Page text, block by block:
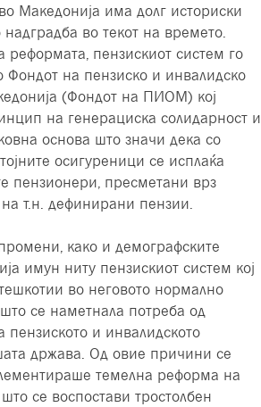
Македонија има долг историски
надградба во текот на времето.
пензискиот систем го
Фондот на пензиско и инвалидско
(Фондот на ПИОМ) кој
на генерациска солидарност и
основа што значи дека со
осигуреници се исплаќа
пензионери, пресметани врз
т.н. дефинирани пензии.
како и демографските
имун ниту пензискиот систем кој
во неговото нормално
се наметнала потреба од
и инвалидското
држава. Од овие причини се
темелна реформа на
се воспостави тростолбен